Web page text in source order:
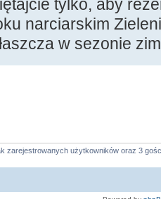
tylko, aby
narciarskim
w sezonie
zarejestrowanych użytkowników oraz 3